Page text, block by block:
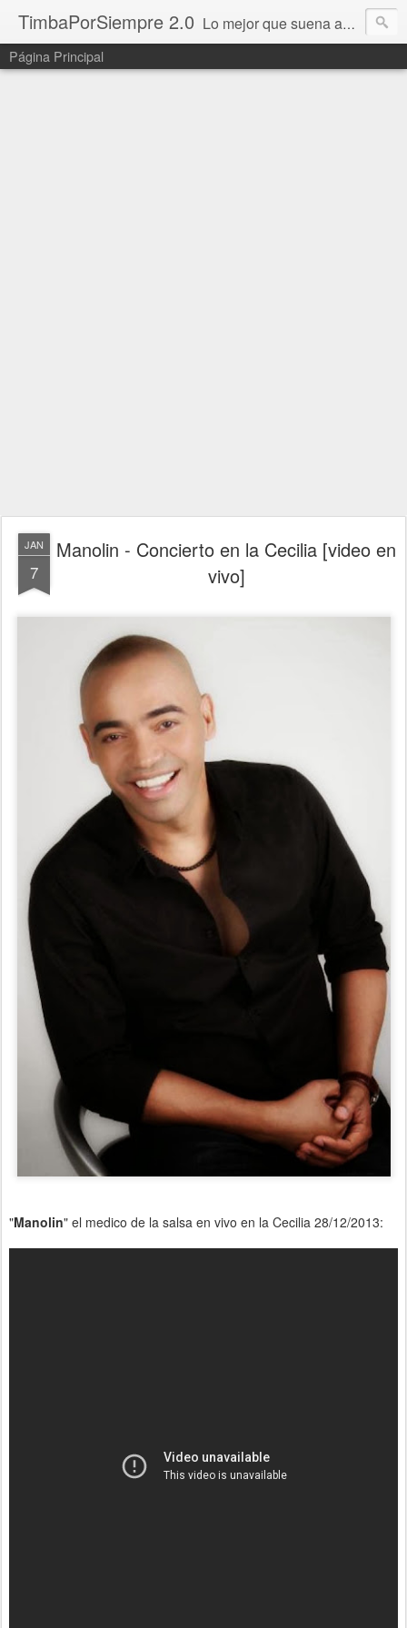
TimbaPorSiempre 2.0 Lo mejor que suena ahora!!!
Página Principal
JAN
7
Manolin - Concierto en la Cecilia [video en
vivo]
"Manolin" el medico de la salsa en vivo en la Cecilia 28/12/2013: